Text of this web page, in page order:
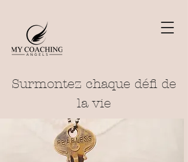
Surmontez chaque défi de
la vie